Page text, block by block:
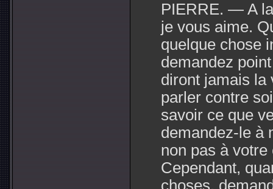
PIERRE. — A
je vous aime.
quelque chose
demandez
diront jamais la
parler contre
savoir ce que
demandez-le à
non pas à
Cependant,
choses,